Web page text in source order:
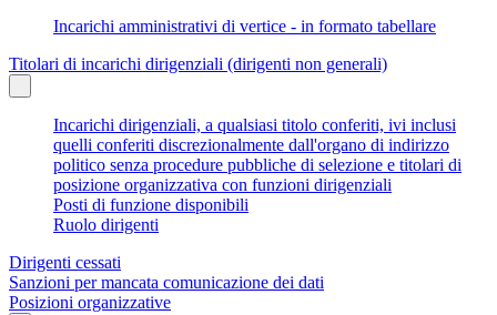
Incarichi amministrativi di vertice - in formato tabellare
Titolari di incarichi dirigenziali (dirigenti non generali)
Incarichi dirigenziali, a qualsiasi titolo conferiti, ivi inclusi
quelli conferiti discrezionalmente dall'organo di indirizzo
politico senza procedure pubbliche di selezione e titolari di
posizione organizzativa con funzioni dirigenziali
Posti di funzione disponibili
Ruolo dirigenti
Dirigenti cessati
Sanzioni per mancata comunicazione dei dati
Posizioni organizzative